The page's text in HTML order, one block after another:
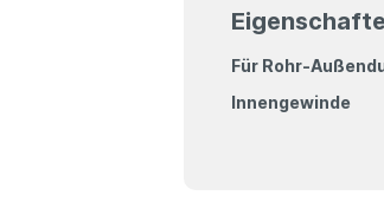
Für Rohr-
Innengewinde